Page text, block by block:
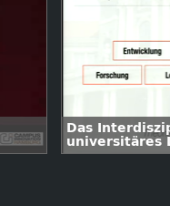
Das
universitäres
Universität